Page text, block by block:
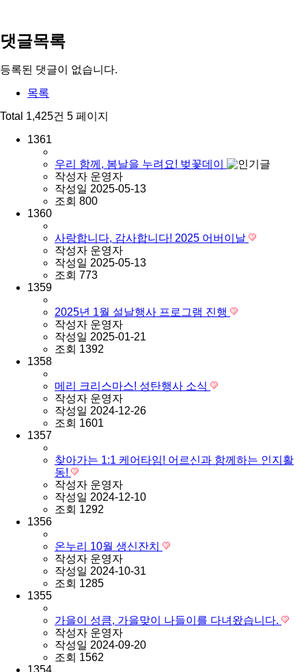
댓글목록
등록된 댓글이 없습니다.
목록
Total 1,425건 5 페이지
1361
우리 함께, 봄날을 누려요! 벚꽃데이
작성자 운영자
작성일 2025-05-13
조회 800
1360
사랑합니다, 감사합니다! 2025 어버이날
작성자 운영자
작성일 2025-05-13
조회 773
1359
2025년 1월 설날행사 프로그램 진행
작성자 운영자
작성일 2025-01-21
조회 1392
1358
메리 크리스마스! 성탄행사 소식
작성자 운영자
작성일 2024-12-26
조회 1601
1357
찾아가는 1:1 케어타임! 어르신과 함께하는 인지활
동!
작성자 운영자
작성일 2024-12-10
조회 1292
1356
온누리 10월 생신잔치
작성자 운영자
작성일 2024-10-31
조회 1285
1355
가을이 성큼, 가을맞이 나들이를 다녀왔습니다.
작성자 운영자
작성일 2024-09-20
조회 1562
1354